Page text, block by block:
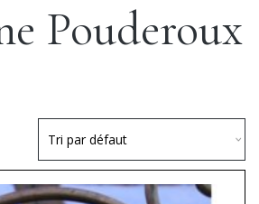
Pouderoux